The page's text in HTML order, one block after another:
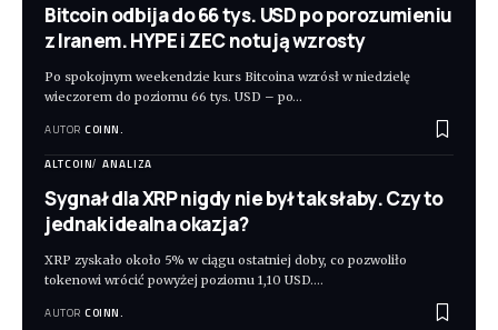
Bitcoin odbija do 66 tys. USD po porozumieniu
z Iranem. HYPE i ZEC notują wzrosty
Po spokojnym weekendzie kurs Bitcoina wzrósł w niedzielę
wieczorem do poziomu 66 tys. USD – po…
AUTOR COINN.
ALTCOIN ANALIZA
Sygnał dla XRP nigdy nie był tak słaby. Czy to
jednak idealna okazja?
XRP zyskało około 5% w ciągu ostatniej doby, co pozwoliło
tokenowi wrócić powyżej poziomu 1,10 USD.…
AUTOR COINN.